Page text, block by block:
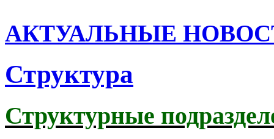
АКТУАЛЬНЫЕ
Структура
Структурные